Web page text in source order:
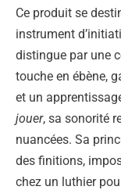
Ce produit se
instrument
distingue par une
touche en ébène,
et un
jouer, sa sonorité
nuancées. Sa
des finitions,
chez un luthier